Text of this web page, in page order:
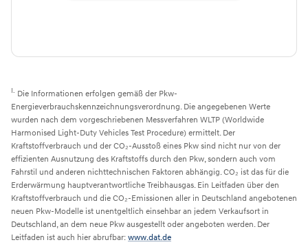
I. Die Informationen erfolgen gemäß der Pkw-
Energieverbrauchskennzeichnungsverordnung. Die angegebenen Werte
wurden nach dem vorgeschriebenen Messverfahren WLTP (Worldwide
Harmonised Light-Duty Vehicles Test Procedure) ermittelt. Der
Kraftstoffverbrauch und der CO₂-Ausstoß eines Pkw sind nicht nur von der
effizienten Ausnutzung des Kraftstoffs durch den Pkw, sondern auch vom
Fahrstil und anderen nichttechnischen Faktoren abhängig. CO₂ ist das für die
Erderwärmung hauptverantwortliche Treibhausgas. Ein Leitfaden über den
Kraftstoffverbrauch und die CO₂-Emissionen aller in Deutschland angebotenen
neuen Pkw-Modelle ist unentgeltlich einsehbar an jedem Verkaufsort in
Deutschland, an dem neue Pkw ausgestellt oder angeboten werden. Der
Leitfaden ist auch hier abrufbar: www.dat.de